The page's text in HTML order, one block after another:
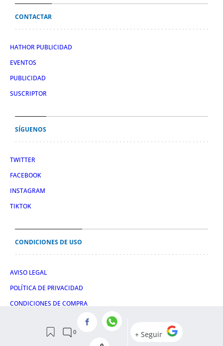
CONTACTAR
HATHOR PUBLICIDAD
EVENTOS
PUBLICIDAD
SUSCRIPTOR
SÍGUENOS
TWITTER
FACEBOOK
INSTAGRAM
TIKTOK
CONDICIONES DE USO
AVISO LEGAL
POLÍTICA DE PRIVACIDAD
CONDICIONES DE COMPRA